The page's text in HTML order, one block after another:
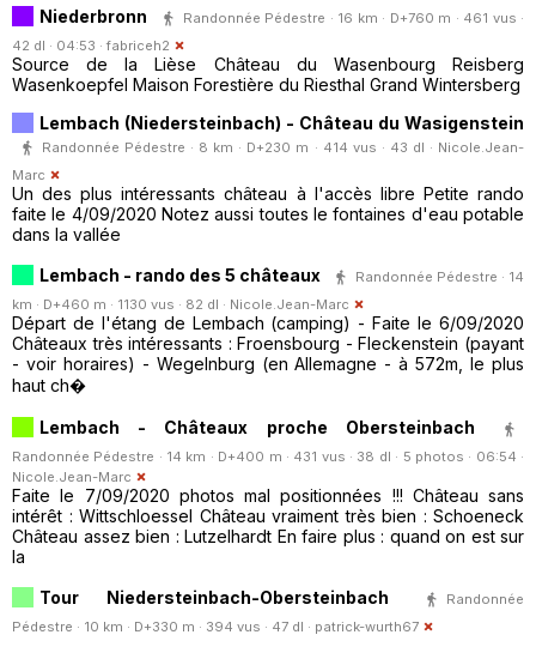
Niederbronn
Randonnée Pédestre · 16 km · D+760 m · 461 vus ·
42 dl · 04:53 · fabriceh2
Source de la Lièse Château du Wasenbourg Reisberg
Wasenkoepfel Maison Forestière du Riesthal Grand Wintersberg
Lembach (Niedersteinbach) - Château du Wasigenstein
Randonnée Pédestre · 8 km · D+230 m · 414 vus · 43 dl · Nicole.Jean-
Marc
Un des plus intéressants château à l'accès libre Petite rando
faite le 4/09/2020 Notez aussi toutes le fontaines d'eau potable
dans la vallée
Lembach - rando des 5 châteaux
Randonnée Pédestre · 14
km · D+460 m · 1130 vus · 82 dl · Nicole.Jean-Marc
Départ de l'étang de Lembach (camping) - Faite le 6/09/2020
Châteaux très intéressants : Froensbourg - Fleckenstein (payant
- voir horaires) - Wegelnburg (en Allemagne - à 572m, le plus
haut ch�
Lembach - Châteaux proche Obersteinbach
Randonnée Pédestre · 14 km · D+400 m · 431 vus · 38 dl · 5 photos · 06:54 ·
Nicole.Jean-Marc
Faite le 7/09/2020 photos mal positionnées !!! Château sans
intérêt : Wittschloessel Château vraiment très bien : Schoeneck
Château assez bien : Lutzelhardt En faire plus : quand on est sur
la
Tour Niedersteinbach-Obersteinbach
Randonnée
Pédestre · 10 km · D+330 m · 394 vus · 47 dl · patrick-wurth67